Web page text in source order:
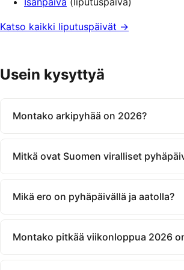
Katso kaikki liputuspäivät →
Usein kysyttyä
Montako arkipyhää on 2026?
Mitkä ovat Suomen viralliset
Mikä ero on pyhäpäivällä ja aatolla?
Montako pitkää viikonloppua 2026